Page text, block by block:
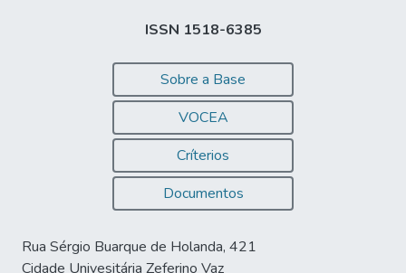
ISSN 1518-6385
Sobre a Base
VOCEA
Críterios
Documentos
Rua Sérgio Buarque de Holanda, 421
Cidade Univesitária Zeferino Vaz